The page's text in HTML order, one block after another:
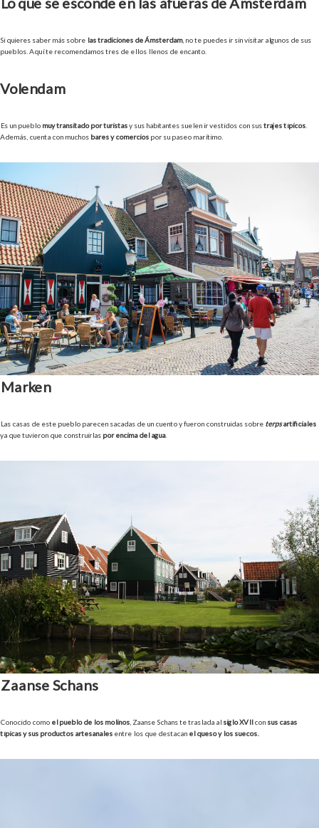
Si quieres saber más sobre las tradiciones de Ámsterdam, no te puedes ir sin visitar algunos de sus
pueblos. Aquí te recomendamos tres de ellos llenos de encanto.
Volendam
Es un pueblo muy transitado por turistasy sus habitantes suelen ir vestidos con sustrajes típicos
Además, cuenta con muchos bares y comercios por su paseo marítimo.
Marken
Las casas de este pueblo parecen sacadas de un cuento y fueron construidas sobre terpsartificiales
ya que tuvieron que construirlas por encima del agua.
Zaanse Schans
Conocido como el pueblo de los molinos , Zaanse Schans te traslada al siglo XVIIcon sus casas
típicas y sus productos artesanales entre los que destacan el queso y los suecos.